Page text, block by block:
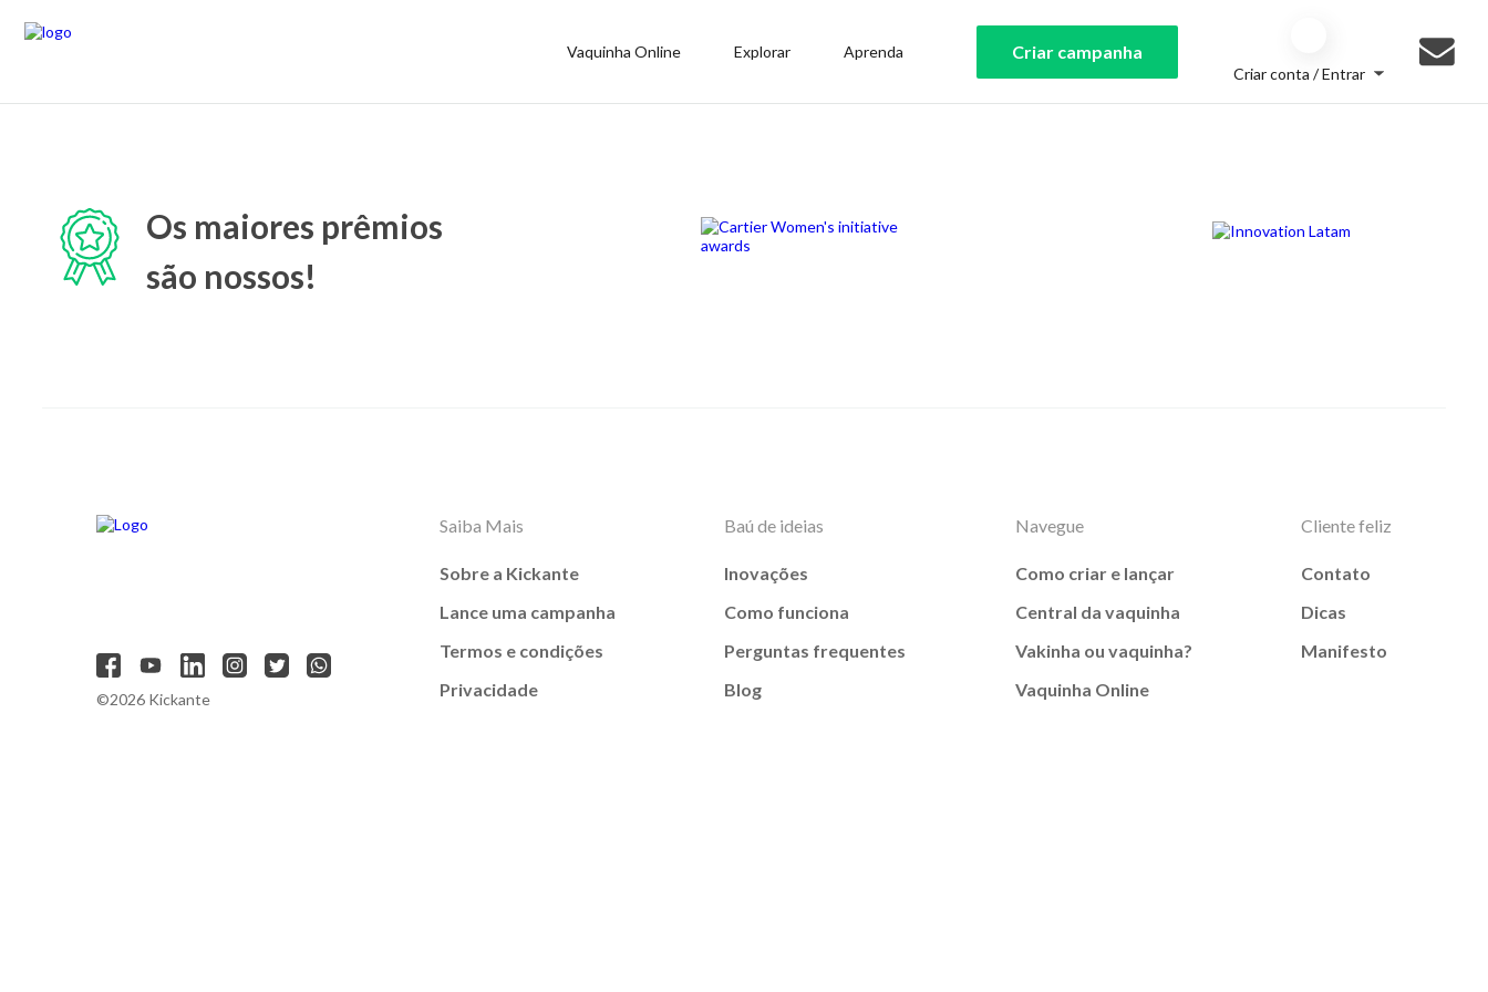
Vaquinha Online Explorar Aprenda Criar campanha
Criar conta / Entrar
Os maiores prêmios
são nossos!
©2026 Kickante
Saiba Mais
Sobre a Kickante
Lance uma campanha
Termos e condições
Privacidade
Baú de ideias
Inovações
Como funciona
Perguntas frequentes
Blog
Navegue
Como criar e lançar
Central da vaquinha
Vakinha ou vaquinha?
Vaquinha Online
Cliente feliz
Contato
Dicas
Manifesto